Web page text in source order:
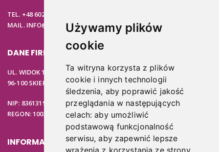
Używamy plików
cookie
Ta witryna korzysta z plików
cookie i innych technologii
śledzenia, aby poprawić jakość
przeglądania w następujących
celach:aby umożliwić
podstawową funkcjonalność
serwisu,aby zapewnić lepsze
TEL. +48 602 537 894
MAIL. INFO@PODOSTORE.PL
DANE FIRMOWE
UL. WIDOK 15B
96-100 SKIERNIEWICE
NIP: 8361319313
REGON: 100297020
INFORMACJE